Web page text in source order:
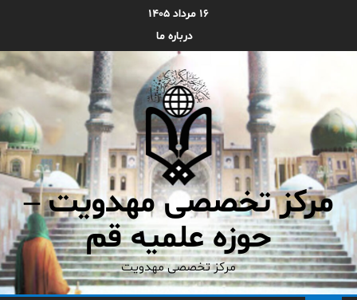
۱۶ مرداد ۱۴۰۵
درباره ما
مرکز تخصصی مهدویت –
حوزه علمیه قم
مرکز تخصصی مهدویت